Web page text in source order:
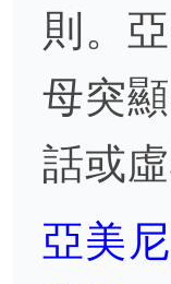
則。
母突
話或
亞美